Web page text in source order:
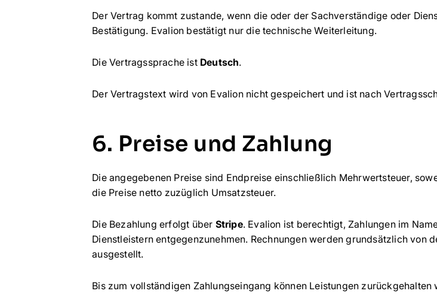
Der Vertrag kommt zustande, wenn die oder der Sachverständige oder
Bestätigung. Evalion bestätigt nur die technische Weiterleitung.
Die Vertragssprache ist Deutsch.
Der Vertragstext wird von Evalion nicht gespeichert und ist nach
6. Preise und Zahlung
Die angegebenen Preise sind Endpreise einschließlich Mehrwertsteuer,
die Preise netto zuzüglich Umsatzsteuer.
Die Bezahlung erfolgt über Stripe. Evalion ist berechtigt, Zahlungen im
Dienstleistern entgegenzunehmen. Rechnungen werden grundsätzlich von
ausgestellt.
Bis zum vollständigen Zahlungseingang können Leistungen zurückgehalten